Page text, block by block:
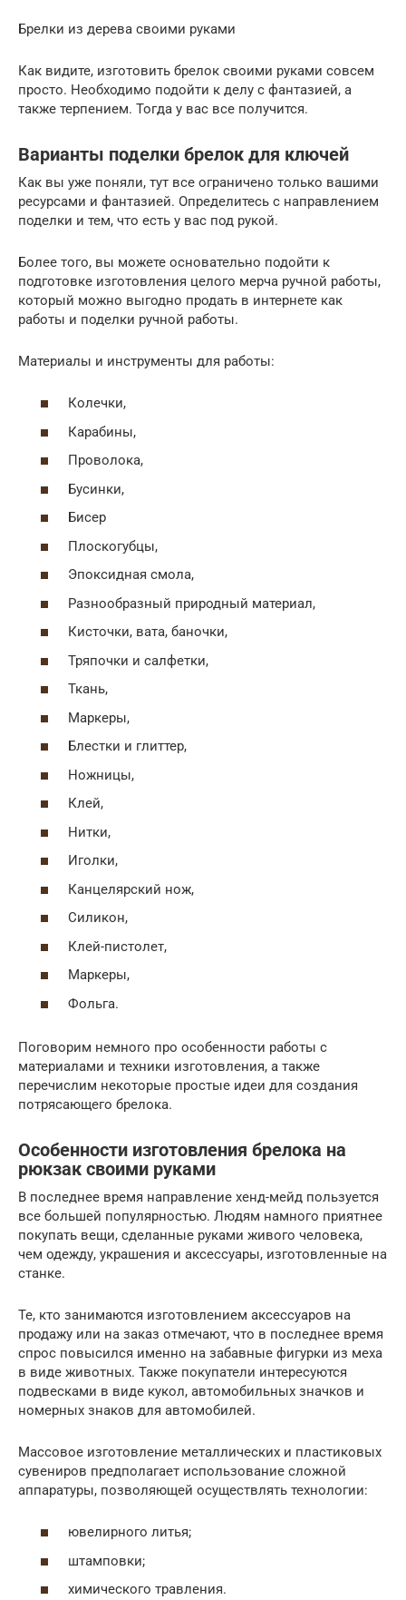
Брелки из дерева своими руками
Как видите, изготовить брелок своими руками совсем
просто. Необходимо подойти к делу с фантазией, а
также терпением. Тогда у вас все получится.
Варианты поделки брелок для ключей
Как вы уже поняли, тут все ограничено только вашими
ресурсами и фантазией. Определитесь с направлением
поделки и тем, что есть у вас под рукой.
Более того, вы можете основательно подойти к
подготовке изготовления целого мерча ручной работы,
который можно выгодно продать в интернете как
работы и поделки ручной работы.
Материалы и инструменты для работы:
Колечки,
Карабины,
Проволока,
Бусинки,
Бисер
Плоскогубцы,
Эпоксидная смола,
Разнообразный природный материал,
Кисточки, вата, баночки,
Тряпочки и салфетки,
Ткань,
Маркеры,
Блестки и глиттер,
Ножницы,
Клей,
Нитки,
Иголки,
Канцелярский нож,
Силикон,
Клей-пистолет,
Маркеры,
Фольга.
Поговорим немного про особенности работы с
материалами и техники изготовления, а также
перечислим некоторые простые идеи для создания
потрясающего брелока.
Особенности изготовления брелока на
рюкзак своими руками
В последнее время направление хенд-мейд пользуется
все большей популярностью. Людям намного приятнее
покупать вещи, сделанные руками живого человека,
чем одежду, украшения и аксессуары, изготовленные на
станке.
Те, кто занимаются изготовлением аксессуаров на
продажу или на заказ отмечают, что в последнее время
спрос повысился именно на забавные фигурки из меха
в виде животных. Также покупатели интересуются
подвесками в виде кукол, автомобильных значков и
номерных знаков для автомобилей.
Массовое изготовление металлических и пластиковых
сувениров предполагает использование сложной
аппаратуры, позволяющей осуществлять технологии:
ювелирного литья;
штамповки;
химического травления.